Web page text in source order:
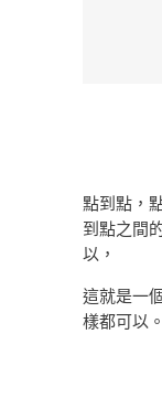
點到點，
到點之間
以，
這就是一
樣都可以。